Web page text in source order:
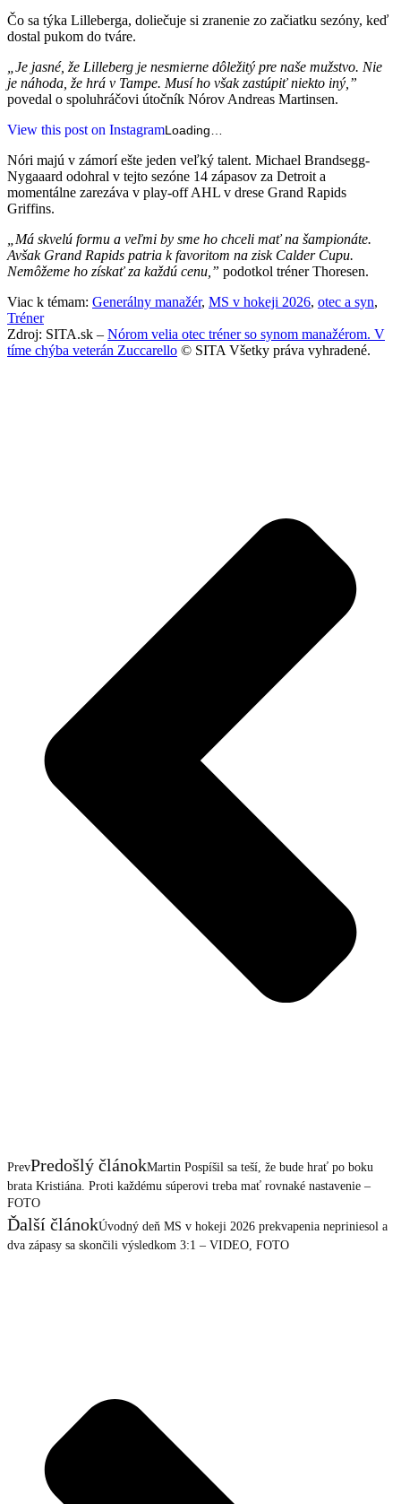
Čo sa týka Lilleberga, doliečuje si zranenie zo začiatku sezóny, keď
dostal pukom do tváre.
„Je jasné, že Lilleberg je nesmierne dôležitý pre naše mužstvo. Nie
je náhoda, že hrá v Tampe. Musí ho však zastúpiť niekto iný,”
povedal o spoluhráčovi útočník Nórov Andreas Martinsen.
View this post on InstagramLoading…
Nóri majú v zámorí ešte jeden veľký talent. Michael Brandsegg-
Nygaaard odohral v tejto sezóne 14 zápasov za Detroit a
momentálne zarezáva v play-off AHL v drese Grand Rapids
Griffins.
„Má skvelú formu a veľmi by sme ho chceli mať na šampionáte.
Avšak Grand Rapids patria k favoritom na zisk Calder Cupu.
Nemôžeme ho získať za každú cenu,” podotkol tréner Thoresen.
Viac k témam: Generálny manažér, MS v hokeji 2026, otec a syn,
Tréner
Zdroj: SITA.sk – Nórom velia otec tréner so synom manažérom. V
tíme chýba veterán Zuccarello © SITA Všetky práva vyhradené.
PrevPredošlý článokMartin Pospíšil sa teší, že bude hrať po boku
brata Kristiána. Proti každému súperovi treba mať rovnaké nastavenie –
FOTO
Ďalší článokÚvodný deň MS v hokeji 2026 prekvapenia nepriniesol a
dva zápasy sa skončili výsledkom 3:1 – VIDEO, FOTO